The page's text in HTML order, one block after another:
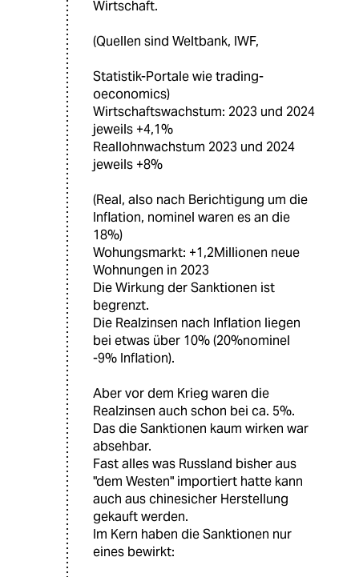
Wirtschaft.
(Quellen sind Weltbank, IWF,
Statistik-Portale wie trading-
oeconomics)
Wirtschaftswachstum: 2023 und 2024
jeweils +4,1%
Reallohnwachstum 2023 und 2024
jeweils +8%
(Real, also nach Berichtigung um die
Inflation, nominel waren es an die
18%)
Wohungsmarkt: +1,2Millionen neue
Wohnungen in 2023
Die Wirkung der Sanktionen ist
begrenzt.
Die Realzinsen nach Inflation liegen
bei etwas über 10% (20%nominel
-9% Inflation).
Aber vor dem Krieg waren die
Realzinsen auch schon bei ca. 5%.
Das die Sanktionen kaum wirken war
absehbar.
Fast alles was Russland bisher aus
"dem Westen" importiert hatte kann
auch aus chinesicher Herstellung
gekauft werden.
Im Kern haben die Sanktionen nur
eines bewirkt: